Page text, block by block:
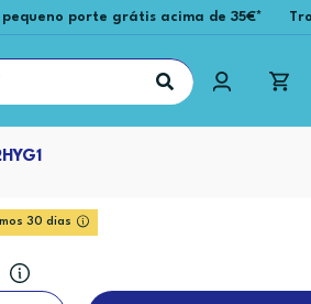
porte grátis acima de 35€*
30 dias